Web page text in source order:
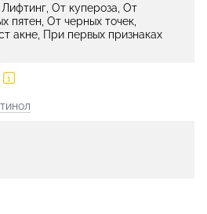
От купероза, От
пятен, От черных точек,
акне, При первых признаках